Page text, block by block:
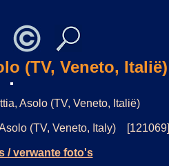
(TV, Veneto, Italië)
Asolo (TV, Veneto, Italië)
(TV, Veneto, Italy) [121069]
/ verwante foto's